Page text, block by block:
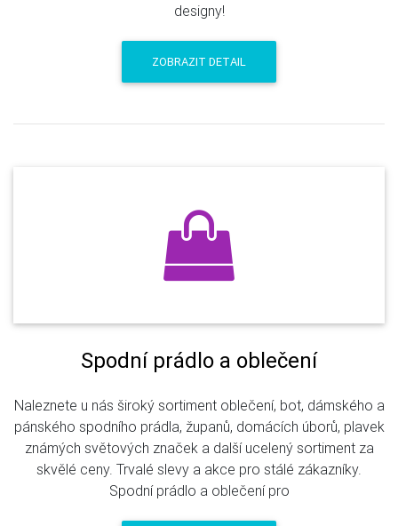
designy!
ZOBRAZIT DETAIL
Spodní prádlo a oblečení
Naleznete u nás široký sortiment oblečení, bot, dámského a
pánského spodního prádla, županů, domácích úborů, plavek
známých světových značek a další ucelený sortiment za
skvělé ceny. Trvalé slevy a akce pro stálé zákazníky.
Spodní prádlo a oblečení pro